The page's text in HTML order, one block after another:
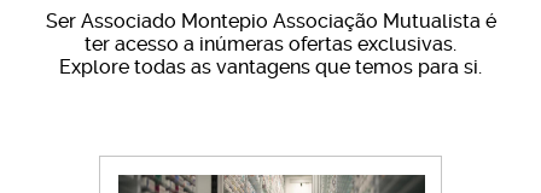
Ser Associado Montepio Associação Mutualista é
ter acesso a inúmeras ofertas exclusivas.
Explore todas as vantagens que temos para si.